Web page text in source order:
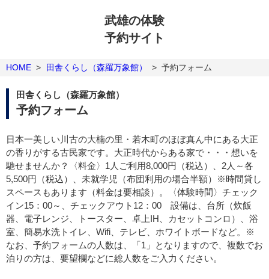
武雄の体験
予約サイト
HOME > 田舎くらし（森羅万象館） > 予約フォーム
田舎くらし（森羅万象館）
予約フォーム
日本一美しい川古の大楠の里・若木町のほぼ真ん中にある大正
の香りがする古民家です。大正時代からある家で・・・想いを
馳せませんか？〈料金〉1人ご利用8,000円（税込）、2人～各
5,500円（税込）、未就学児（布団利用の場合半額）※時間貸し
スペースもあります（料金は要相談）。〈体験時間〉チェック
イン15：00～、チェックアウト12：00 設備は、台所（炊飯
器、電子レンジ、トースター、卓上IH、カセットコンロ）、浴
室、簡易水洗トイレ、Wifi、テレビ、ホワイトボードなど。※
なお、予約フォームの人数は、「1」となりますので、複数でお
泊りの方は、要望欄などに総人数をご入力ください。